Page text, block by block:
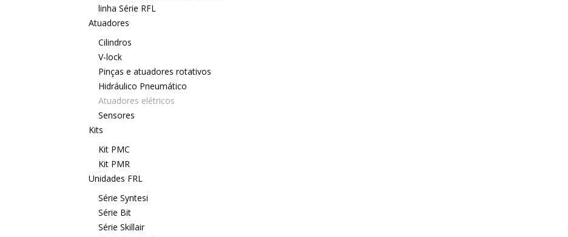
linha Série RFL
Atuadores
Cilindros
V-lock
Pinças e atuadores rotativos
Hidráulico Pneumático
Atuadores elétricos
Sensores
Kits
Kit PMC
Kit PMR
Unidades FRL
Série Syntesi
Série Bit
Série Skillair